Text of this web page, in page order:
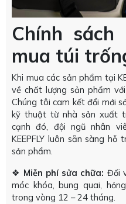
Chính
mua túi
Khi mua các sản phẩm tại
về chất lượng sản phẩm
Chúng tôi cam kết đổi mới
kỹ thuật từ nhà sản xuất
cạnh đó, đội ngũ nhân
KEEPFLY luôn sẵn sàng
sản phẩm.
❖ Miễn phí sửa chữa: Đối
móc khóa, bung quai,
trong vòng 12 – 24 tháng.